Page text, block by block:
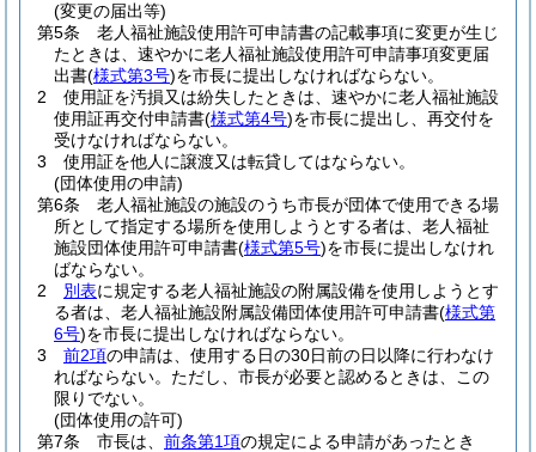
(変更の届出等)
第5条
老人福祉施設使用許可申請書の記載事項に変更が生じ
たときは、速やかに老人福祉施設使用許可申請事項変更届
出書(様式第3号)を市長に提出しなければならない。
2
使用証を汚損又は紛失したときは、速やかに老人福祉施設
使用証再交付申請書(様式第4号)を市長に提出し、再交付を
受けなければならない。
3
使用証を他人に譲渡又は転貸してはならない。
(団体使用の申請)
第6条
老人福祉施設の施設のうち市長が団体で使用できる場
所として指定する場所を使用しようとする者は、老人福祉
施設団体使用許可申請書(様式第5号)を市長に提出しなけれ
ばならない。
2
別表に規定する老人福祉施設の附属設備を使用しようとす
る者は、老人福祉施設附属設備団体使用許可申請書(様式第
6号)を市長に提出しなければならない。
3
前2項の申請は、使用する日の30日前の日以降に行わなけ
ればならない。 ただし、市長が必要と認めるときは、この
限りでない。
(団体使用の許可)
第7条
市長は、 前条第1項の規定による申請があったとき